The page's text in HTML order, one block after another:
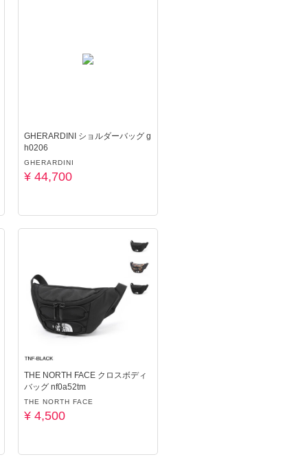
GHERARDINI ショルダーバッグ g
h0206
GHERARDINI
¥ 44,700
THE NORTH FACE クロスボディ
バッグ nf0a52tm
THE NORTH FACE
¥ 4,500